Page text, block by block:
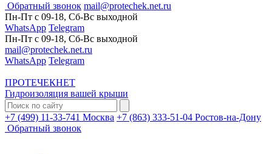
Обратный звонок mail@protechek.net.ru
Пн-Пт с 09-18, Сб-Вс выходной
WhatsApp Telegram
Пн-Пт с 09-18, Сб-Вс выходной
mail@protechek.net.ru
WhatsApp Telegram
ПРОТЕЧЕКНЕТ
Гидроизоляция вашей крыши
+7 (499) 11-33-741 Москва +7 (863) 333-51-04 Ростов-на-Дону
Обратный звонок